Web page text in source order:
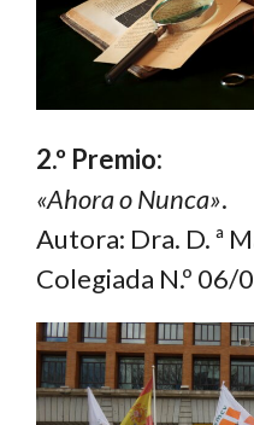
2.º Premio:
«Ahora o Nunca».
Autora: Dra. D. ª
Colegiada N.º